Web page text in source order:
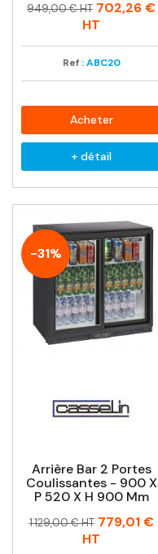
Prix
Prix
949,00 € HT 702,26 €
HT
Ref : ABC20
Acheter
+ détail
-31%
Arrière Bar 2 Portes
Coulissantes - 900 X
P 520 X H 900 Mm
Prix
Prix
1 129,00 € HT 779,01 €
HT